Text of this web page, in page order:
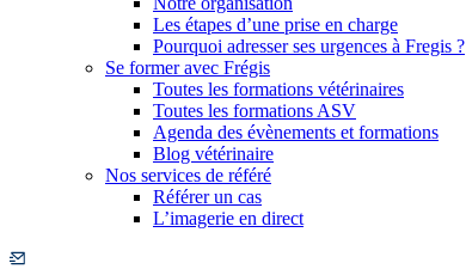
Les étapes d’une prise en charge
Pourquoi adresser ses urgences à Fregis ?
Se former avec Frégis
Toutes les formations vétérinaires
Toutes les formations ASV
Agenda des évènements et formations
Blog vétérinaire
Nos services de référé
Référer un cas
L’imagerie en direct